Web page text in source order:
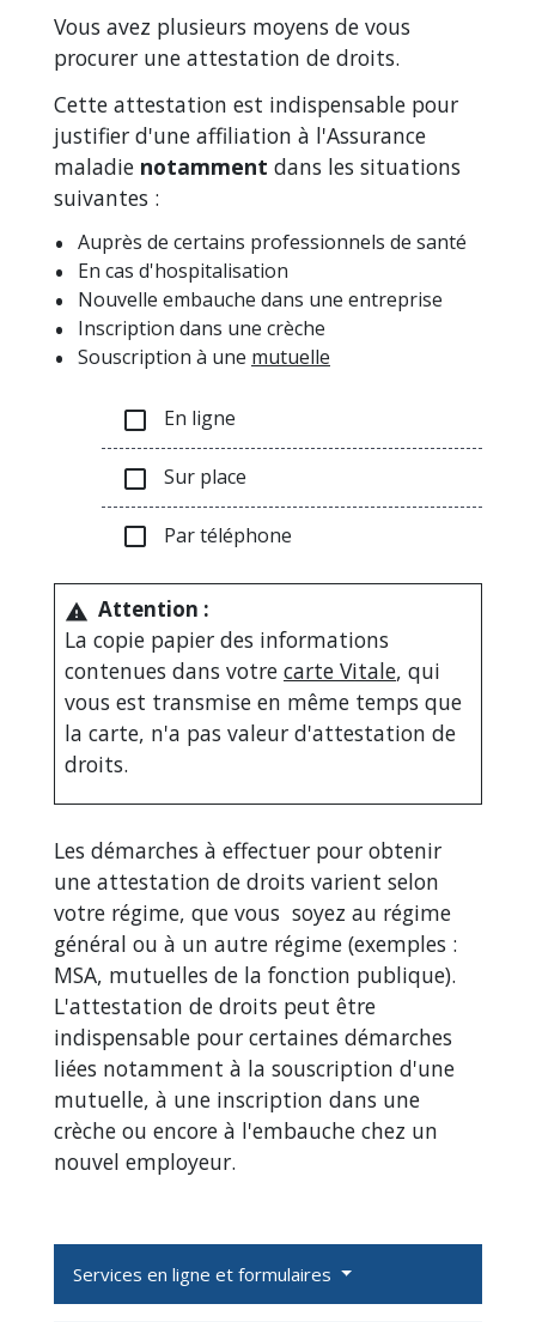
Vous avez plusieurs moyens de vous
procurer une attestation de droits.
Cette attestation est indispensable pour
justifier d'une affiliation à l'Assurance
maladie notamment dans les situations
suivantes :
Auprès de certains professionnels de santé
En cas d'hospitalisation
Nouvelle embauche dans une entreprise
Inscription dans une crèche
Souscription à une mutuelle
check_box_outline_blank En ligne
check_box_outline_blank Sur place
check_box_outline_blank Par téléphone
warning Attention :
La copie papier des informations
contenues dans votre carte Vitale, qui
vous est transmise en même temps que
la carte, n'a pas valeur d'attestation de
droits.
Les démarches à effectuer pour obtenir
une attestation de droits varient selon
votre régime, que vous soyez au régime
général ou à un autre régime (exemples :
MSA, mutuelles de la fonction publique).
L'attestation de droits peut être
indispensable pour certaines démarches
liées notamment à la souscription d'une
mutuelle, à une inscription dans une
crèche ou encore à l'embauche chez un
nouvel employeur.
Services en ligne et formulaires